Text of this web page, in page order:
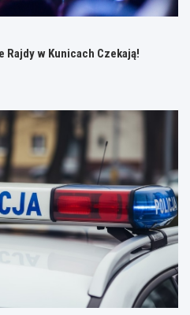
Rajdy w Kunicach Czekają!